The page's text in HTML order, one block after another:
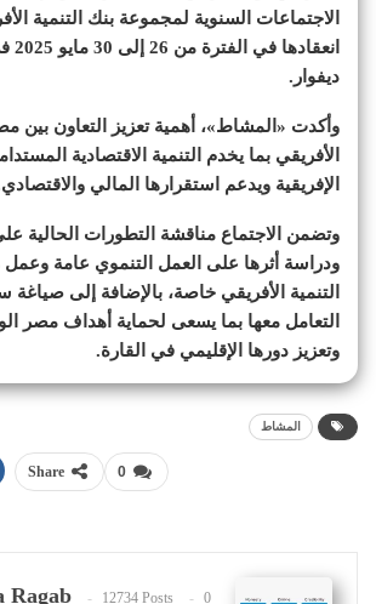
الاجتماعات السنوية لمجموعة بنك التنمية
ديفوار.
وأكدت «المشاط»، أهمية تعزيز التعاون بين
الأفريقي بما يخدم التنمية الاقتصادية
الإفريقية ويدعم استقرارها المالي
وتضمن الاجتماع مناقشة التطورات الحالية
ودراسة أثرها على العمل التنموي عامة
التنمية الأفريقي خاصة، بالإضافة إلى صياغة
التعامل معها بما يسعى لحماية أهداف مصر
وتعزيز دورها الإقليمي في القارة.
المشاط
0
Share
Ragab 12734 Posts 0